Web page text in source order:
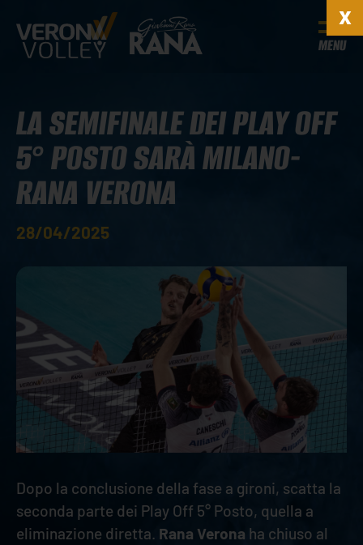
MENU
LA SEMIFINALE DEI PLAY OFF
5° POSTO SARÀ MILANO-
RANA VERONA
28/04/2025
Dopo la conclusione della fase a gironi, scatta la
seconda parte dei Play Off 5° Posto, quella a
eliminazione diretta. Rana Verona ha chiuso al